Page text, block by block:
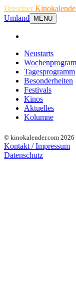
Dresdner
Umland
MENU
Neustarts
Tagesprogramm
Besonderheiten
Festivals
Kinos
Aktuelles
Kolumne
© kinokalender.com 2026
Kontakt / Impressum
Datenschutz